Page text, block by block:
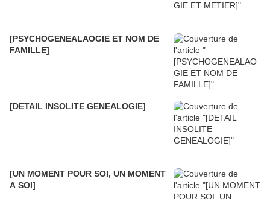
[PSYCHOGENEALAOGIE ET NOM DE
FAMILLE]
[DETAIL INSOLITE GENEALOGIE]
[UN MOMENT POUR SOI, UN MOMENT
A SOI]